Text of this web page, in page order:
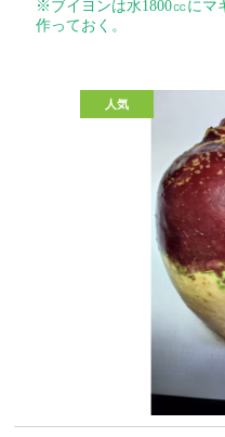
※ブイヨンは水1800㏄にマ
作っておく。